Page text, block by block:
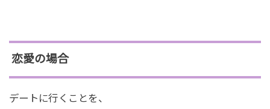
恋愛の場合
デートに行くことを、